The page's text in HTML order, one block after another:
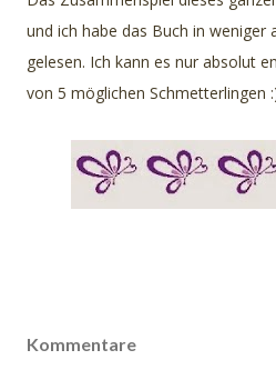
und ich habe das Buch in weniger
gelesen. Ich kann es nur absolut
von 5 möglichen Schmetterlingen
Kommentare